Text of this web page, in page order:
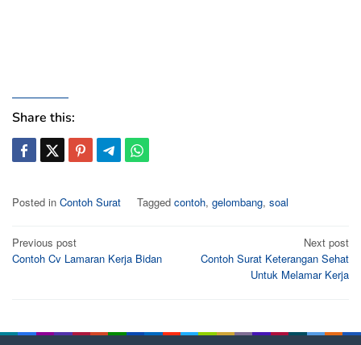
Share this:
Posted in Contoh Surat Tagged contoh, gelombang, soal
Post
navigation
Previous post
Contoh Cv Lamaran Kerja Bidan
Next post
Contoh Surat Keterangan Sehat
Untuk Melamar Kerja